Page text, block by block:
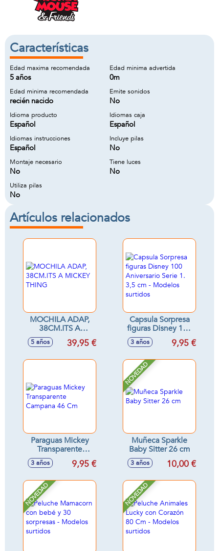
Características
Edad maxima recomendada
5 años
Edad minima advertida
0m
Edad minima recomendada
recién nacido
Emite sonidos
No
Idioma producto
Español
Idiomas caja
Español
Idiomas instrucciones
Español
Incluye pilas
No
Montaje necesario
No
Tiene luces
No
Utiliza pilas
No
Artículos relacionados
MOCHILA ADAP,
38CM.ITS A
MICKEY THING
5 años 39,95 €
Capsula Sorpresa
figuras Disney 100
Aniversario Serie 1.
3,5 cm - Modelos
3 años 9,95 €
Paraguas Mickey
Transparente
Campana 46 Cm
3 años 9,95 €
NOVEDAD
Muñeca Sparkle
Baby Sitter 26 cm
3 años 10,00 €
NOVEDAD NOVEDAD